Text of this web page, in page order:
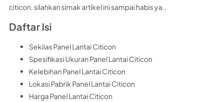
citicon, silahkan simak artikel ini sampai habis ya..
Daftar Isi
Sekilas Panel Lantai Citicon
Spesifikasi Ukuran Panel Lantai Citicon
Kelebihan Panel Lantai Citicon
Lokasi Pabrik Panel Lantai Citicon
Harga Panel Lantai Citicon